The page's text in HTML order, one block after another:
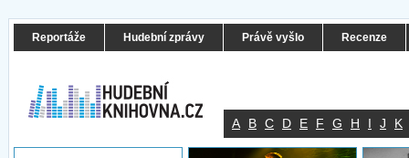
Reportáže Hudební zprávy Právě vyšlo Recenze
A B C D E F G H I J K